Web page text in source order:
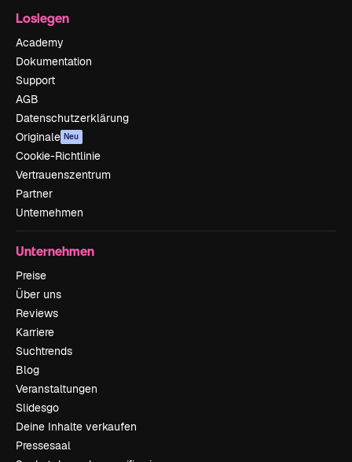
Loslegen
Academy
Dokumentation
Support
AGB
Datenschutzerklärung
Originale Neu
Cookie-Richtlinie
Vertrauenszentrum
Partner
Unternehmen
Unternehmen
Preise
Über uns
Reviews
Karriere
Suchtrends
Blog
Veranstaltungen
Slidesgo
Deine Inhalte verkaufen
Pressesaal